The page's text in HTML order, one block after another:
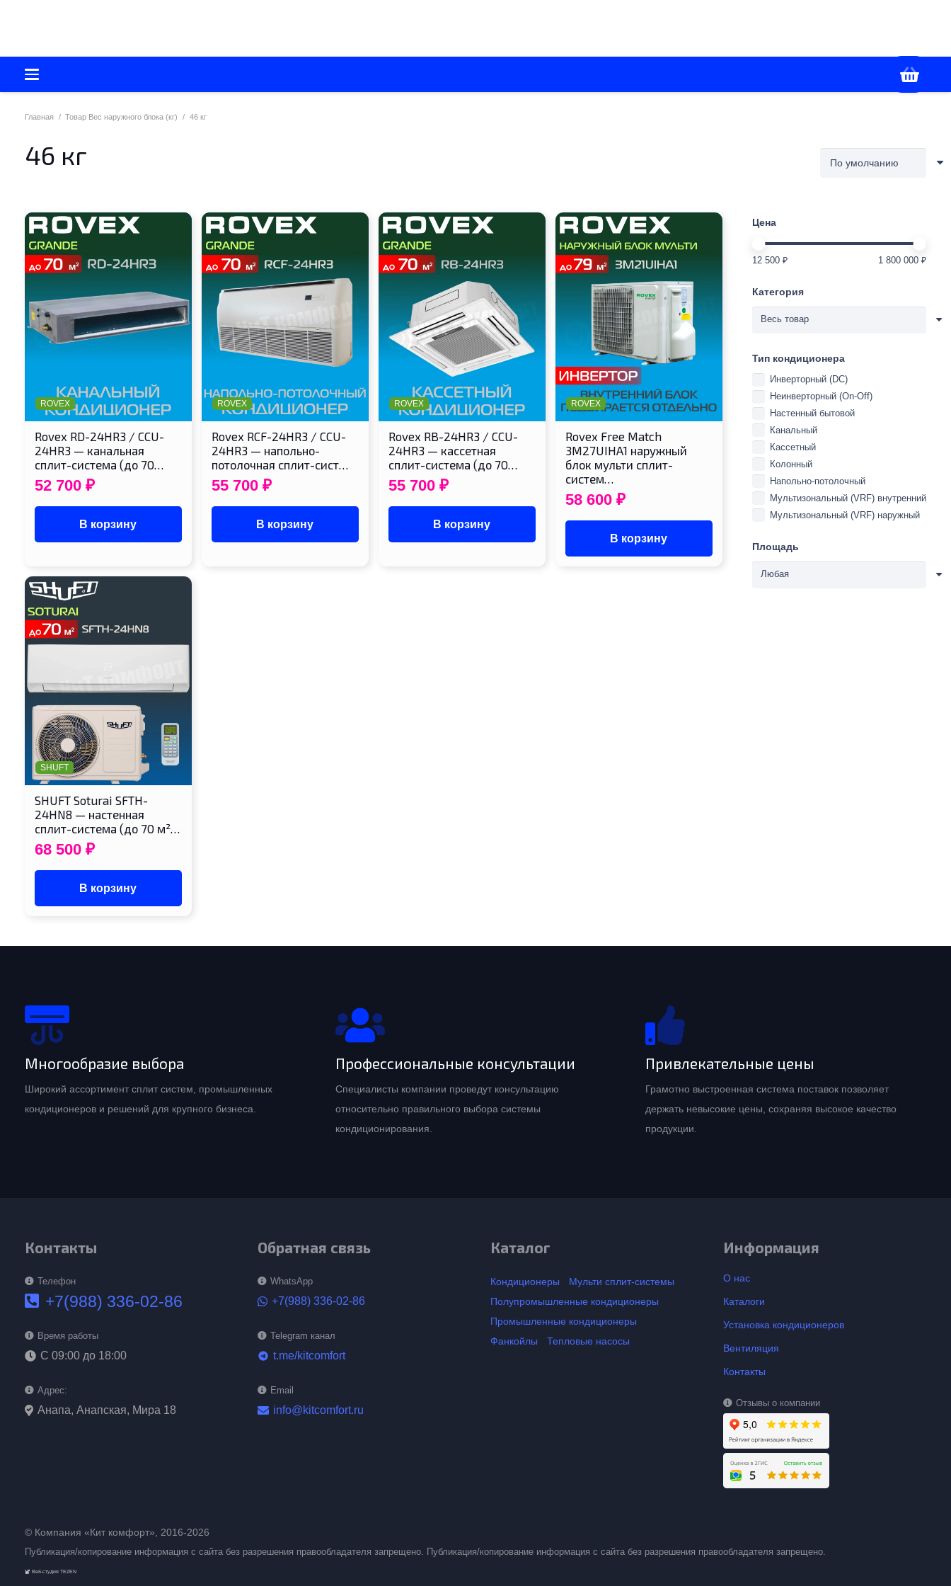
Главная / Товар Вес наружного блока (кг) / 46 кг
46 кг
ROVEX
Rovex RD-24HR3 / CCU-
24HR3 — канальная
сплит-система (до 70…
52 700 ₽
В корзину
ROVEX
Rovex RCF-24HR3 / CCU-
24HR3 — напольно-
потолочная сплит-сист…
55 700 ₽
В корзину
ROVEX
Rovex RB-24HR3 / CCU-
24HR3 — кассетная
сплит-система (до 70…
55 700 ₽
В корзину
ROVEX
Rovex Free Match
3M27UIHA1 наружный
блок мульти сплит-
систем…
58 600 ₽
В корзину
SHUFT
SHUFT Soturai SFTH-
24HN8 — настенная
сплит-система (до 70 м²…
68 500 ₽
В корзину
Цена
12 500 ₽ 1 800 000 ₽
Категория
Тип кондиционера
Инверторный (DC)
Неинверторный (On-Off)
Настенный бытовой
Канальный
Кассетный
Колонный
Напольно-потолочный
Мультизональный (VRF) внутренний
Мультизональный (VRF) наружный
Площадь
Многообразие выбора
Широкий ассортимент сплит систем, промышленных
кондиционеров и решений для крупного бизнеса.
Профессиональные консультации
Специалисты компании проведут консультацию
относительно правильного выбора системы
кондиционирования.
Привлекательные цены
Грамотно выстроенная система поставок позволяет
держать невысокие цены, сохраняя высокое качество
продукции.
Контакты
Телефон
+7(988) 336-02-86
Время работы
С 09:00 до 18:00
Адрес:
Анапа, Анапская, Мира 18
Обратная связь
WhatsApp
+7(988) 336-02-86
Telegram канал
telegram t.me/kitcomfort
Email
info@kitcomfort.ru
Каталог
Кондиционеры
Мульти сплит-системы
Полупромышленные кондиционеры
Промышленные кондиционеры
Фанкойлы
Тепловые насосы
Информация
О нас
Каталоги
Установка кондиционеров
Вентиляция
Контакты
Отзывы о компании
© Компания «Кит комфорт», 2016-2026
Публикация/копирование информация с сайта без разрешения правообладателя запрещено. Публикация/копирование информация с сайта без разрешения правообладателя запрещено.
Веб-студия TEZEN